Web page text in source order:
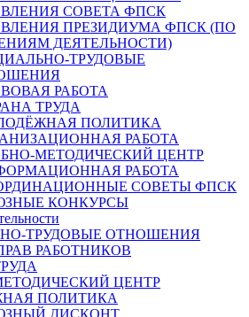
СОВЕТА ФПСК
ПРЕЗИДИУМА ФПСК (ПО
ДЕЯТЕЛЬНОСТИ)
ТРУДОВЫЕ
РАБОТА
ТРУДА
ПОЛИТИКА
РАБОТА
МЕТОДИЧЕСКИЙ ЦЕНТР
РАБОТА
СОВЕТЫ ФПСК
КОНКУРСЫ
ТРУДОВЫЕ ОТНОШЕНИЯ
РАБОТНИКОВ
ЦЕНТР
ПОЛИТИКА
ДИСКОНТ